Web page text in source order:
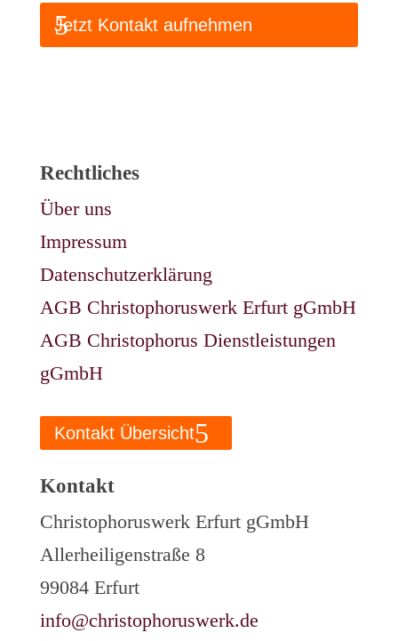
Jetzt Kontakt aufnehmen
Rechtliches
Über uns
Impressum
Datenschutzerklärung
AGB Christophoruswerk Erfurt gGmbH
AGB Christophorus Dienstleistungen
gGmbH
Kontakt Übersicht
Kontakt
Christophoruswerk Erfurt gGmbH
Allerheiligenstraße 8
99084 Erfurt
info@christophoruswerk.de